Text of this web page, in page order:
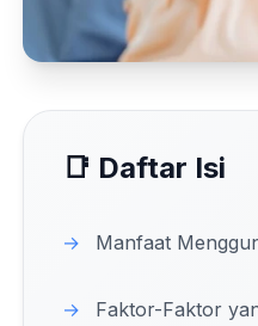
📑 Daftar Isi
→ Manfaat
→ Faktor-Faktor